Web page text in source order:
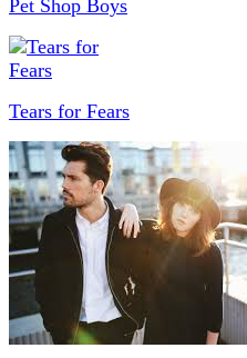
Pet Shop Boys
Tears for Fears